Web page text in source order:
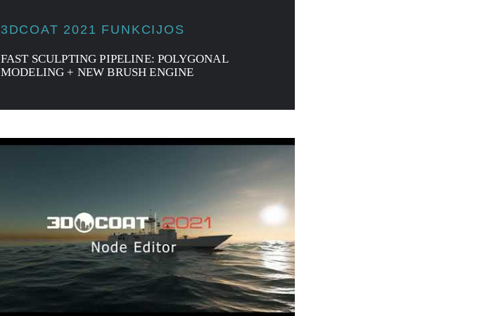
3DCOAT 2021 FUNKCIJOS
FAST SCULPTING PIPELINE: POLYGONAL
MODELING + NEW BRUSH ENGINE